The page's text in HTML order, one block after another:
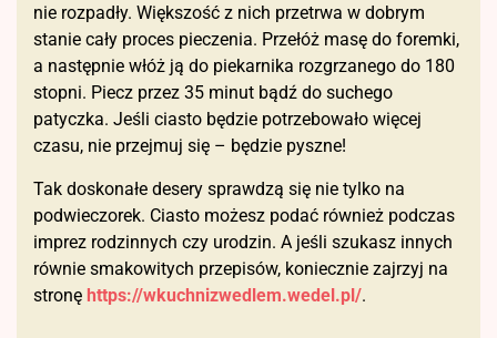
nie rozpadły. Większość z nich przetrwa w dobrym
stanie cały proces pieczenia. Przełóż masę do foremki,
a następnie włóż ją do piekarnika rozgrzanego do 180
stopni. Piecz przez 35 minut bądź do suchego
patyczka. Jeśli ciasto będzie potrzebowało więcej
czasu, nie przejmuj się – będzie pyszne!
Tak doskonałe desery sprawdzą się nie tylko na
podwieczorek. Ciasto możesz podać również podczas
imprez rodzinnych czy urodzin. A jeśli szukasz innych
równie smakowitych przepisów, koniecznie zajrzyj na
stronę https://wkuchnizwedlem.wedel.pl/.